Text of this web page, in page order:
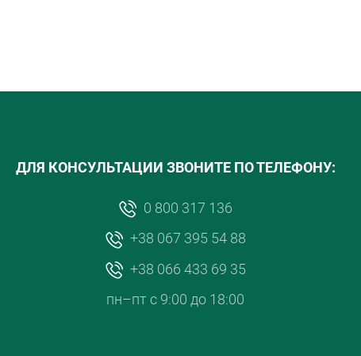
ДЛЯ КОНСУЛЬТАЦИИ ЗВОНИТЕ ПО ТЕЛЕФОНУ:
0 800 317 136
+38 067 395 54 88
+38 066 433 69 35
пн–пт с 9:00 до 18:00